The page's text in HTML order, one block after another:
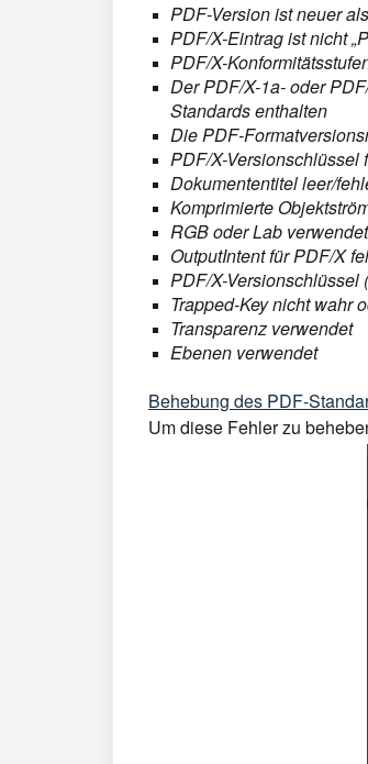
PDF-Version ist neuer
PDF/X-Eintrag ist nicht
PDF/X-
Der PDF/X-1a- oder
Standards enthalten
Die PDF-
PDF/X-Versionschlüssel
Dokumententitel leer/
Komprimierte
RGB oder Lab
OutputIntent für PDF/X
PDF/X-Versionschlüssel
Trapped-Key nicht wahr
Transparenz verwendet
Ebenen verwendet
Behebung des PDF-
Um diese Fehler zu